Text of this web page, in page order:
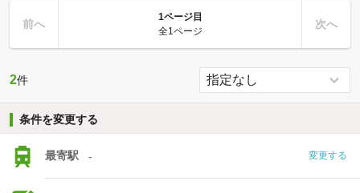
前へ
1ページ目
全1ページ
次へ
2件
条件を変更する
最寄駅 - 変更する